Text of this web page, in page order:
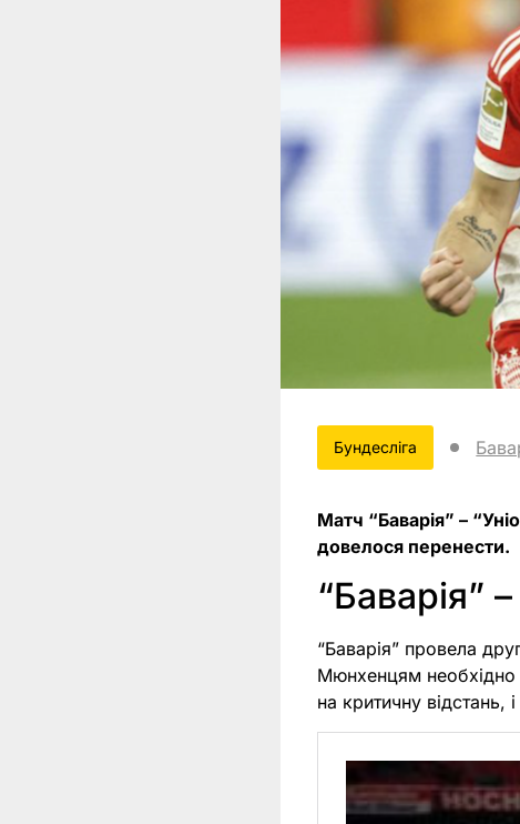
Бундесліга
Матч “Баварія” –
довелося перенести.
“Баварія”
“Баварія” провела
Мюнхенцям необхідно
на критичну